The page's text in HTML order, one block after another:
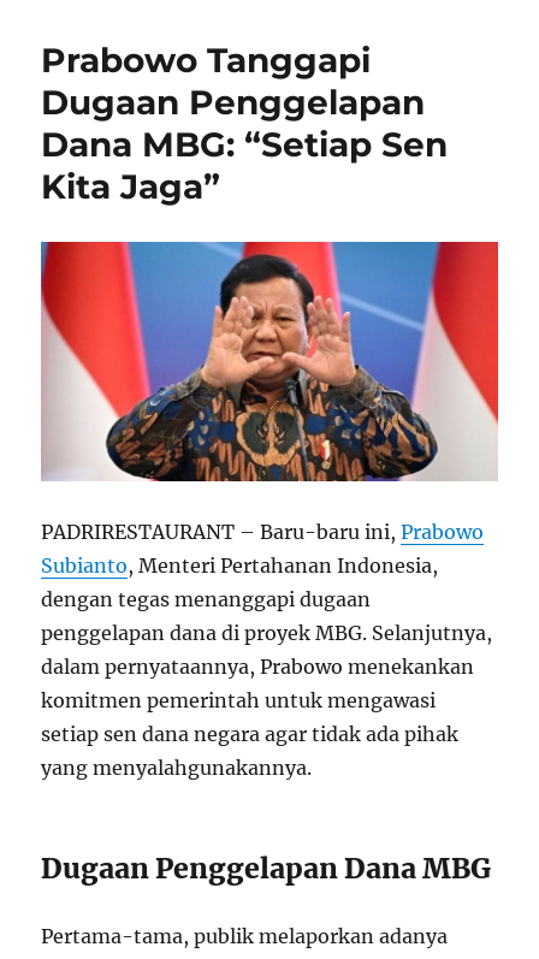
Prabowo Tanggapi
Dugaan Penggelapan
Dana MBG: “Setiap Sen
Kita Jaga”
PADRIRESTAURANT – Baru-baru ini,Prabowo
Subianto, Menteri Pertahanan Indonesia,
dengan tegas menanggapi dugaan
penggelapan dana di proyek MBG. Selanjutnya,
dalam pernyataannya, Prabowo menekankan
komitmen pemerintah untuk mengawasi
setiap sen dana negara agar tidak ada pihak
yang menyalahgunakannya.
Dugaan Penggelapan Dana MBG
Pertama-tama, publik melaporkan adanya